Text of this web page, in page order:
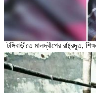
টঙ্গিবাড়ীতে মালদ্বীপের রাষ্ট্রদূত,